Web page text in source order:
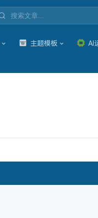
主题模板 AI